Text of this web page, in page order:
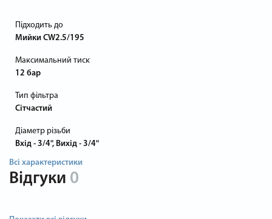
Підходить до
Мийки CW2.5/195
Максимальний тиск
12 бар
Тип фільтра
Сітчастий
Діаметр різьби
Вхід - 3/4", Вихід - 3/4"
Всі характеристики
Відгуки 0